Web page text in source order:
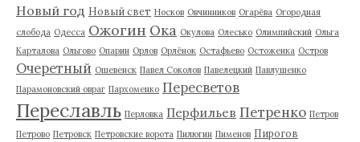
Новый год Новый свет Носков Овчинников Огарёва Огородная
слобода Одесса Ожогин Ока Окулова Олесько Олимпийский Ольга
Карталова Ольгово Опарин Орлов Орлёнок Остафьево Остоженка Остров
Очеретный Ошевенск Павел Соколов Павелецкий Павлушенко
Парамоновский овраг Пархоменко Пересветов
Переславль Перловка Перфильев Петренко Петров
Петрово Петровск Петровские ворота Пилюгин Пименов Пирогов